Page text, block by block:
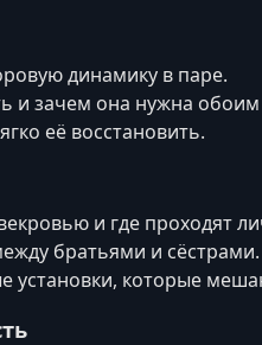
динамику в паре.
и зачем она нужна
её восстановить.
и где проходят
братьями и сёстрами.
установки, которые